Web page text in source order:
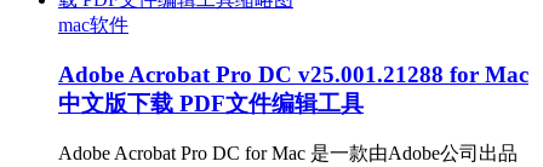
mac软件
Adobe Acrobat Pro DC v25.001.21288 for Mac
中文版下载 PDF文件编辑工具
Adobe Acrobat Pro DC for Mac 是一款由Adobe公司出品